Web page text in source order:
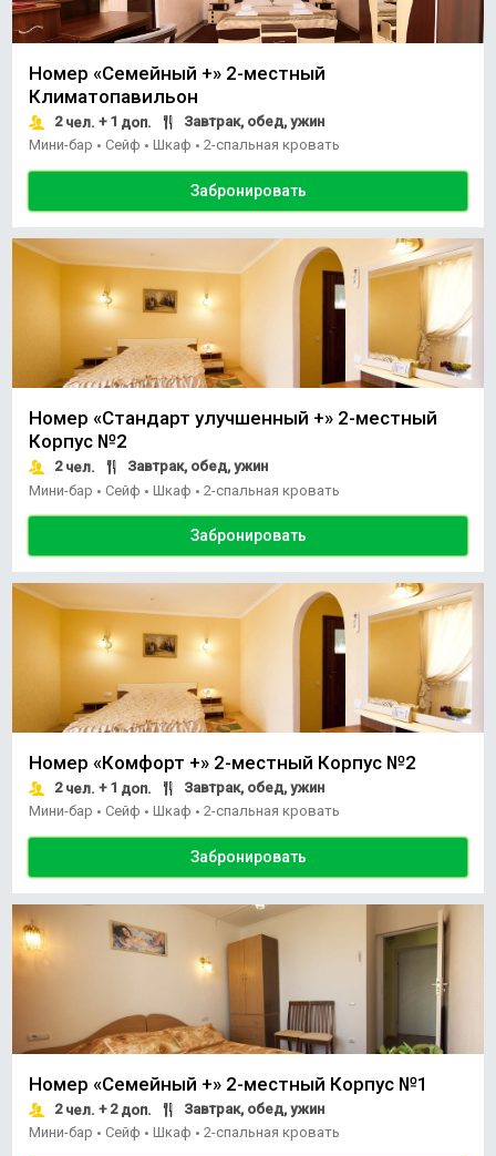
Номер «Семейный +» 2-местный
Климатопавильон
2чел. + 1 доп.
Завтрак, обед, ужин
Мини-бар • Сейф • Шкаф • 2-спальная кровать
Забронировать
Номер «Стандарт улучшенный +» 2-местный
Корпус №2
2чел.
Завтрак, обед, ужин
Мини-бар • Сейф • Шкаф • 2-спальная кровать
Забронировать
Номер «Комфорт +» 2-местный Корпус №2
2чел. + 1 доп.
Завтрак, обед, ужин
Мини-бар • Сейф • Шкаф • 2-спальная кровать
Забронировать
Номер «Семейный +» 2-местный Корпус №1
2чел. + 2доп.
Завтрак, обед, ужин
Мини-бар • Сейф • Шкаф • 2-спальная кровать